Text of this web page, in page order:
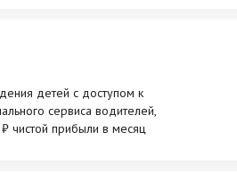
детей с доступом к
сервиса водителей,
чистой прибыли в месяц